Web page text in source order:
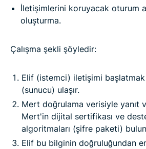
İletişimlerini koruyacak oturum
oluşturma.
Çalışma şekli şöyledir:
Elif (istemci) iletişimi
(sunucu) ulaşır.
Mert doğrulama verisiyle yanıt
Mert'in dijital sertifikası ve
algoritmaları (şifre paketi)
Elif bu bilginin doğruluğundan